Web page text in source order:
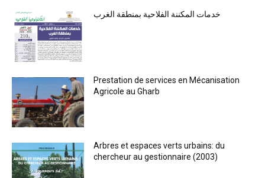
خدمات المكننة الفلاحية بمنطقة الغرب
Prestation de services en Mécanisation
Agricole au Gharb
Arbres et espaces verts urbains: du
chercheur au gestionnaire (2003)